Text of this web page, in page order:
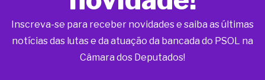
Inscreva-se para receber novidades e saiba as últimas
notícias das lutas e da atuação da bancada do PSOL na
Câmara dos Deputados!